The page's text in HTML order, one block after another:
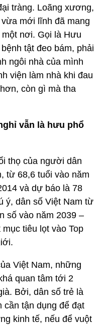
tràng. Loãng xương,
mới lĩnh đã mang
nơi. Gọi là Hưu
tật đeo bám, phải
ngôi nhà của mình
viện làm nhà khi đau
còn gì mà tha
vẫn là hưu phổ
thọ của người dân
từ 68,6 tuổi vào năm
và dự báo là 78
ý, dân số Việt Nam từ
số vào năm 2039 –
tiêu lọt vào Top
Việt Nam, những
quan tâm tới 2
Bởi, dân số trẻ là
cần tận dụng để đạt
kinh tế, nếu để vuột